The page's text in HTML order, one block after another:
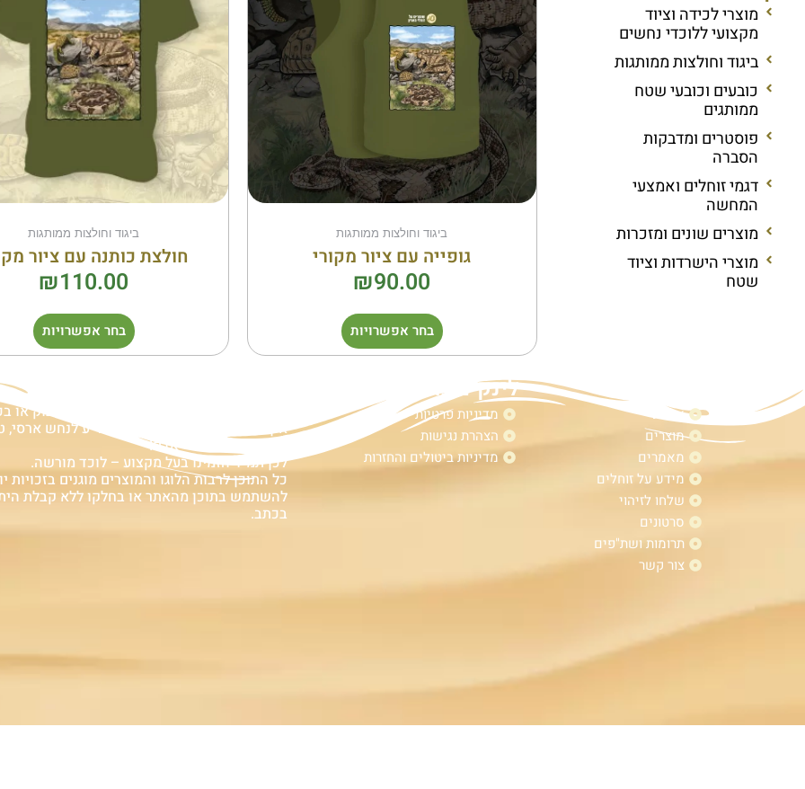
מוצרי לכידה וציוד
מקצועי ללוכדי נחשים
ביגוד וחולצות ממותגות
כובעים וכובעי שטח
ממותגים
פוסטרים ומדבקות
הסברה
דגמי זוחלים ואמצעי
המחשה
מוצרים שונים ומזכרות
מוצרי הישרדות וציוד
שטח
ביגוד וחולצות ממותגות
גופייה עם ציור מקורי
₪90.00
בחר אפשרויות
סוגים.
לבחור
האפשרויות
בעמוד
המוצר
ביגוד וחולצות ממותגות
חולצת כותנה עם ציור
₪110.00
בחר אפשרויות
לבחור
בעמוד
אודות
מוצרים
מאמרים
מידע על זוחלים
שלחו לזיהוי
סרטונים
תרומות ושת"פים
צור קשר
לינקים נוספים
מדיניות פרטיות
הצהרת נגישות
מדיניות ביטולים והחזרות
במוצרים ובמידע המובא באתר, בדף פיסבוק או
אין המלצה לגעת, להתעסק, להפריע לנחש ארסי,
עלולה לעלות בחיי אדם!
לכן תמיד הזמינו בעל מקצוע – לוכד מורשה.
כל התוכן לרבות הלוגו והמוצרים מוגנים בזכויות
להשתמש בתוכן מהאתר או בחלקו ללא קבלת
בכתב.